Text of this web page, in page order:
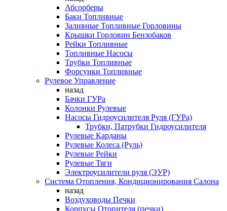
Абсорберы
Баки Топливные
Заливные Топливные Горловины
Крышки Горловин Бензобаков
Рейки Топливные
Топливные Насосы
Трубки Топливные
Форсунки Топливные
Рулевое Управление
назад
Бачки ГУРа
Колонки Рулевые
Насосы Гидроусилителя Руля (ГУРа)
Трубки, Патрубки Гидроусилителя
Рулевые Карданы
Рулевые Колеса (Руль)
Рулевые Рейки
Рулевые Тяги
Электроусилители руля (ЭУР)
Система Отопления, Кондиционирования Салона
назад
Воздуховоды Печки
Корпусы Отопителя (печки)